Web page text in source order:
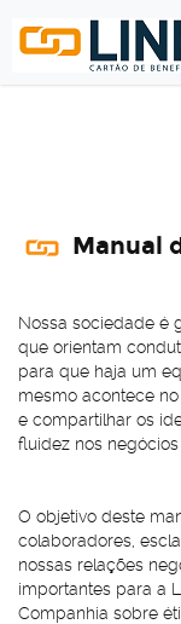
Manual
Nossa sociedade é
que orientam
para que haja um
mesmo acontece
e compartilhar os
fluidez nos
O objetivo deste
colaboradores,
nossas relações
importantes para a
Companhia sobre